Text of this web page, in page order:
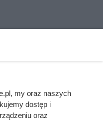
Mieszka II!
my oraz naszych
dostęp i
oraz